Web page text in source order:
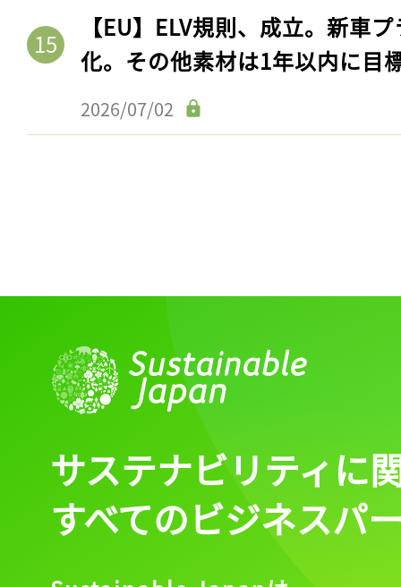
【EU】ELV規則、成立。新車
化。その他素材は1年以内に目
2026/07/02
サステナビリティに
すべてのビジネスパ